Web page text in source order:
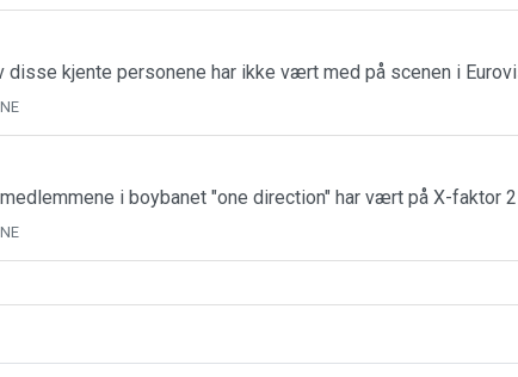
disse kjente personene har ikke vært med på scenen i
i boybanet "one direction" har vært på X-faktor